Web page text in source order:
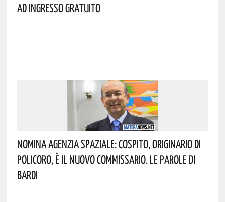
Ad Ingresso Gratuito
Nomina Agenzia Spaziale: Cospito, Originario Di
Policoro, È Il Nuovo Commissario. Le Parole Di
Bardi